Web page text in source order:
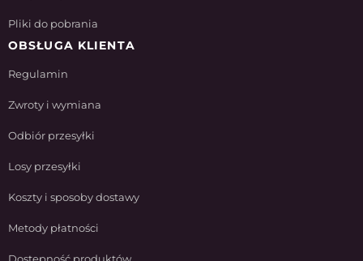
Pliki do pobrania
OBSŁUGA KLIENTA
Regulamin
Zwroty i wymiana
Odbiór przesyłki
Losy przesyłki
Koszty i sposoby dostawy
Metody płatności